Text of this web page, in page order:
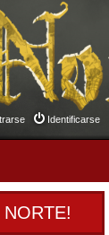
Identificarse